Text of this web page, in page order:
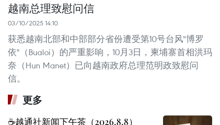
越南总理致慰问信
03/10/2025 14:10
获悉越南北部和中部部分省份遭受第10号台风"博罗
依"（Bualoi）的严重影响，10月3日，柬埔寨首相洪玛
奈（Hun Manet）已向越南政府总理范明政致慰问
信。
更多
☕️越通社新闻下午茶（2026.8.8）